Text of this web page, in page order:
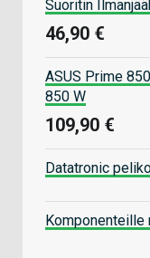
Suoritin
46,90 €
ASUS Prime
850 W
109,90 €
Datatronic
Komponenteille